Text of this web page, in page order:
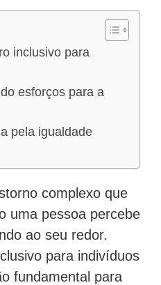
inclusivo para
esforços para a
pela igualdade
complexo que
uma pessoa percebe
ao seu redor.
para indivíduos
fundamental para